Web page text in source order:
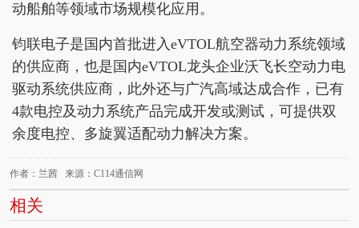
动船舶等领域市场规模化应用。
钧联电子是国内首批进入eVTOL航空器动力系统领域
的供应商，也是国内eVTOL龙头企业沃飞长空动力电
驱动系统供应商，此外还与广汽高域达成合作，已有
4款电控及动力系统产品完成开发或测试，可提供双
余度电控、多旋翼适配动力解决方案。
作者：兰茜 来源：C114通信网
相关